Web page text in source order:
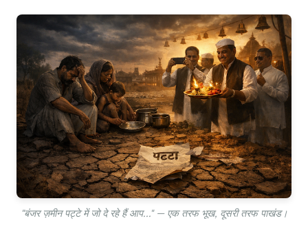
"बंजर ज़मीन पट्टे में जो दे रहे हैं आप..." — एक तरफ भूख, दूसरी तरफ पाखंड।